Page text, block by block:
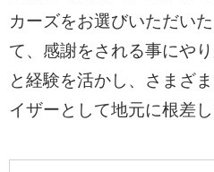
カーズをお選びいただい
て、感謝をされる事にや
と経験を活かし、さまざ
イザーとして地元に根差